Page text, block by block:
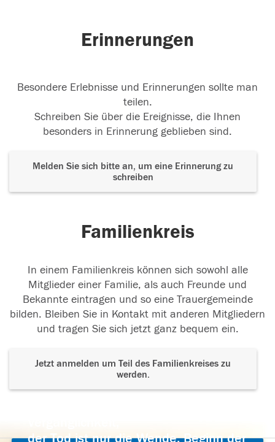
Erinnerungen
Besondere Erlebnisse und Erinnerungen sollte man
teilen.
Schreiben Sie über die Ereignisse, die Ihnen
besonders in Erinnerung geblieben sind.
Melden Sie sich bitte an, um eine Erinnerung zu
schreiben
Familienkreis
In einem Familienkreis können sich sowohl alle
Mitglieder einer Familie, als auch Freunde und
Bekannte eintragen und so eine Trauergemeinde
bilden. Bleiben Sie in Kontakt mit anderen Mitgliedern
und tragen Sie sich jetzt ganz bequem ein.
Jetzt anmelden um Teil des Familienkreises zu
werden.
der Tod ist nur die Wende, Beginn der